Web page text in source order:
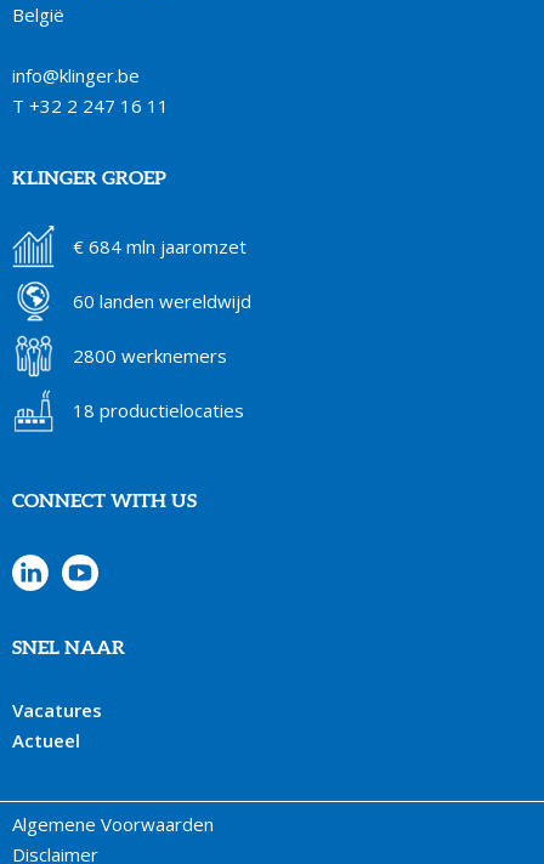
België
info@klinger.be
T +32 2 247 16 11
KLINGER GROEP
€ 684 mln jaaromzet
60 landen wereldwijd
2800 werknemers
18 productielocaties
CONNECT WITH US
SNEL NAAR
Vacatures
Actueel
Algemene Voorwaarden
Disclaimer